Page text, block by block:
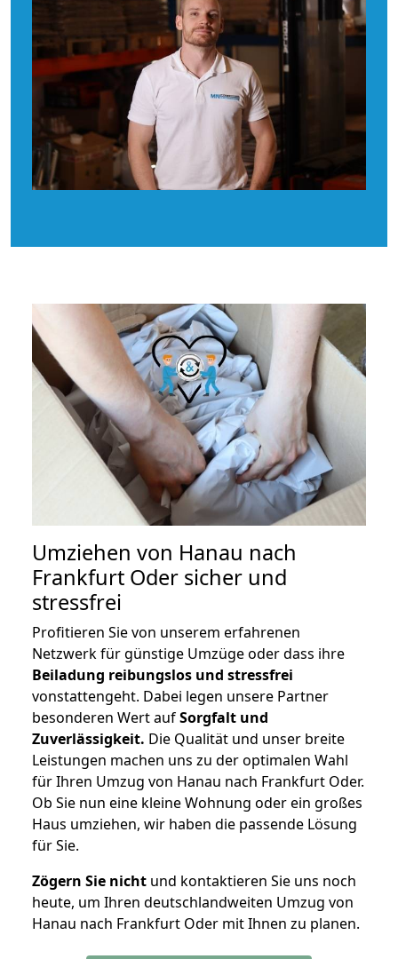
Umziehen von Hanau nach
Frankfurt Oder sicher und
stressfrei
Profitieren Sie von unserem erfahrenen
Netzwerk für günstige Umzüge oder dass ihre
Beiladung reibungslos und stressfrei
vonstattengeht. Dabei legen unsere Partner
besonderen Wert aufSorgfalt und
Zuverlässigkeit. Die Qualität und unser breite
Leistungen machen uns zu der optimalen Wahl
für Ihren Umzug von Hanau nach Frankfurt Oder.
Ob Sie nun eine kleine Wohnung oder ein großes
Haus umziehen, wir haben die passende Lösung
für Sie.
Zögern Sie nicht und kontaktieren Sie uns noch
heute, um Ihren deutschlandweiten Umzug von
Hanau nach Frankfurt Oder mit Ihnen zu planen.